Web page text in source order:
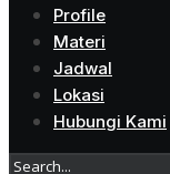
Profile
Materi
Jadwal
Lokasi
Hubungi Kami